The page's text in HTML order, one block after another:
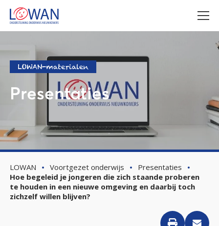
LOWAN-materialen
Presentaties
LOWAN Voortgezet onderwijs
Presentaties
Hoe begeleid je jongeren die zich staande proberen
te houden in een nieuwe omgeving en daarbij toch
zichzelf willen blijven?